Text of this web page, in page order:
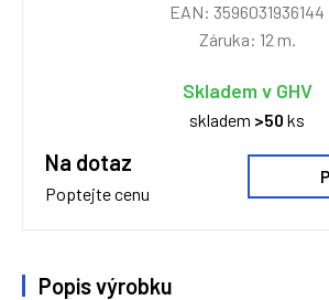
EAN: 3596031936144
Záruka: 12 m.
Skladem v GHV
skladem >50 ks
Na dotaz
Poptejte cenu
Popis výrobku